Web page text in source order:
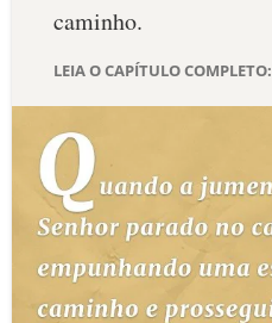
DEVOCIONAL DIÁRIO
ESTUDOS BÍBLICOS
ESBOÇOS DE PREGAÇÃO
TEMAS
caminho.
LEIA O CAPÍTULO COMPLETO: